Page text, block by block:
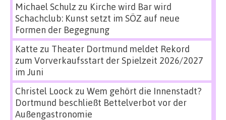
Michael Schulz zu Kirche wird Bar wird
Schachclub: Kunst setzt im SÖZ auf neue
Formen der Begegnung
Katte zu Theater Dortmund meldet Rekord
zum Vorverkaufsstart der Spielzeit 2026/2027
im Juni
Christel Loock zu Wem gehört die Innenstadt?
Dortmund beschließt Bettelverbot vor der
Außengastronomie